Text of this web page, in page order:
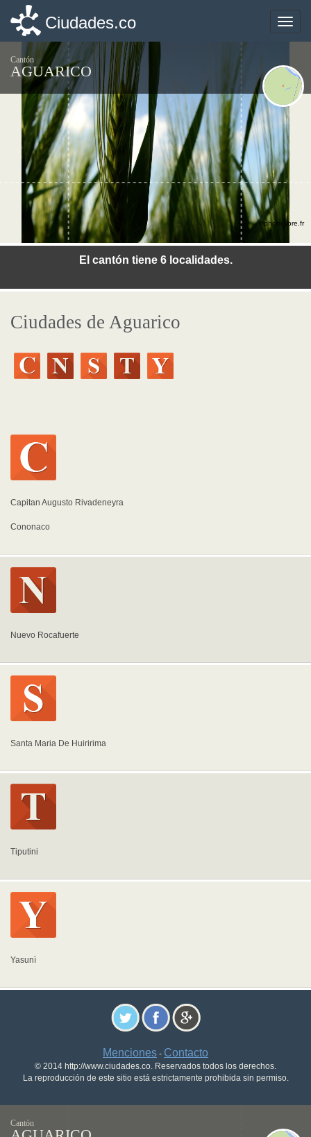
Toggle
Ciudades.co
Cantón
AGUARICO
El cantón tiene 6 localidades.
©photo-libre.fr
Ciudades de Aguarico
Capitan Augusto Rivadeneyra
Cononaco
Nuevo Rocafuerte
Santa Maria De Huiririma
Tiputini
Yasunì
Menciones - Contacto
© 2014 http://www.ciudades.co. Reservados todos los derechos.
La reproducción de este sitio está estrictamente prohibida sin permiso.
Toggle
Ciudades.co
Cantón